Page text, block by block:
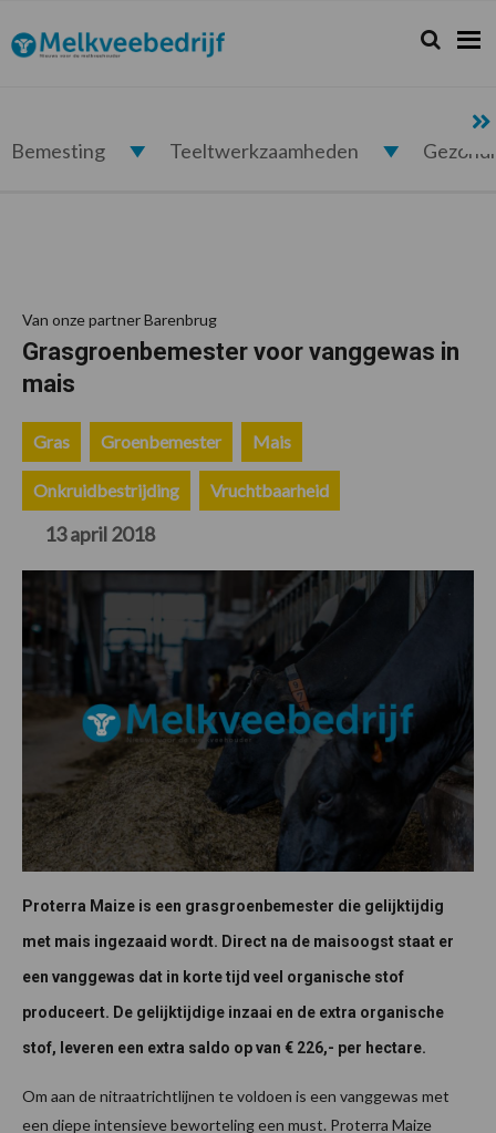
de
hoofdnavigatie
de
hoofd
de
eerste
de
voettekst
Melkveebedrijf.nl Zoeken...
Zoek
Bemesting Teeltwerkzaamheden
Van onze partner Barenbrug
Grasgroenbemester voor vanggewas in
mais
Gras Groenbemester Mais
Onkruidbestrijding Vruchtbaarheid
13 april 2018
Proterra Maize is een grasgroenbemester die gelijktijdig
met mais ingezaaid wordt. Direct na de maisoogst staat er
een vanggewas dat in korte tijd veel organische stof
produceert. De gelijktijdige inzaai en de extra organische
stof, leveren een extra saldo op van € 226,- per hectare.
Om aan de nitraatrichtlijnen te voldoen is een vanggewas met
een diepe intensieve beworteling een must. Proterra Maize